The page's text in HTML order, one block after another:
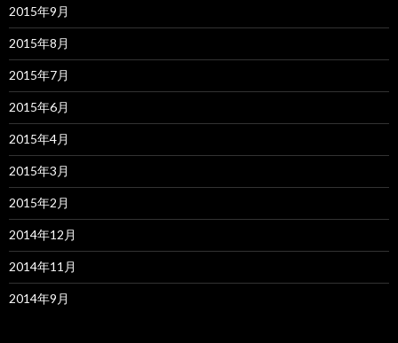
2015年9月
2015年8月
2015年7月
2015年6月
2015年4月
2015年3月
2015年2月
2014年12月
2014年11月
2014年9月